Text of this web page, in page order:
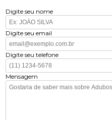
Digite seu nome
Digite seu email
Digite seu telefone
Mensagem